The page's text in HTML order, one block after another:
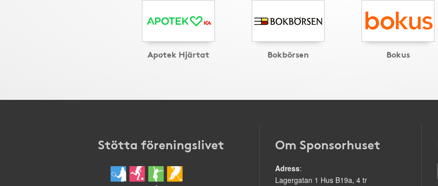
Apotek Hjärtat Bokbörsen Bokus
Stötta föreningslivet Om Sponsorhuset
Adress:
Lagergatan 1 Hus B19a, 4 tr